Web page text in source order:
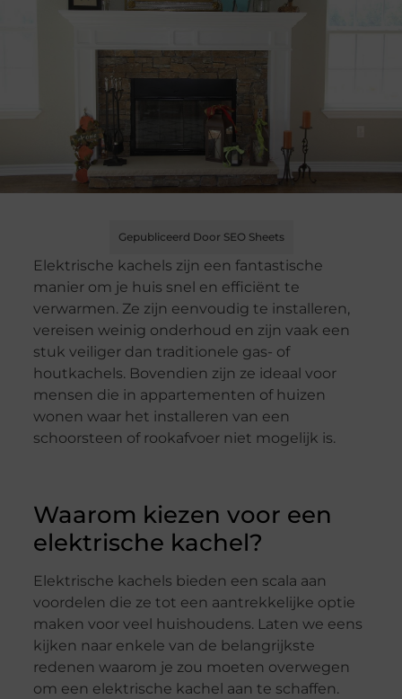
Gepubliceerd Door SEO Sheets
Elektrische kachels zijn een fantastische
manier om je huis snel en efficiënt te
verwarmen. Ze zijn eenvoudig te installeren,
vereisen weinig onderhoud en zijn vaak een
stuk veiliger dan traditionele gas- of
houtkachels. Bovendien zijn ze ideaal voor
mensen die in appartementen of huizen
wonen waar het installeren van een
schoorsteen of rookafvoer niet mogelijk is.
Waarom kiezen voor een
elektrische kachel?
Elektrische kachels bieden een scala aan
voordelen die ze tot een aantrekkelijke optie
maken voor veel huishoudens. Laten we eens
kijken naar enkele van de belangrijkste
redenen waarom je zou moeten overwegen
om een elektrische kachel aan te schaffen.